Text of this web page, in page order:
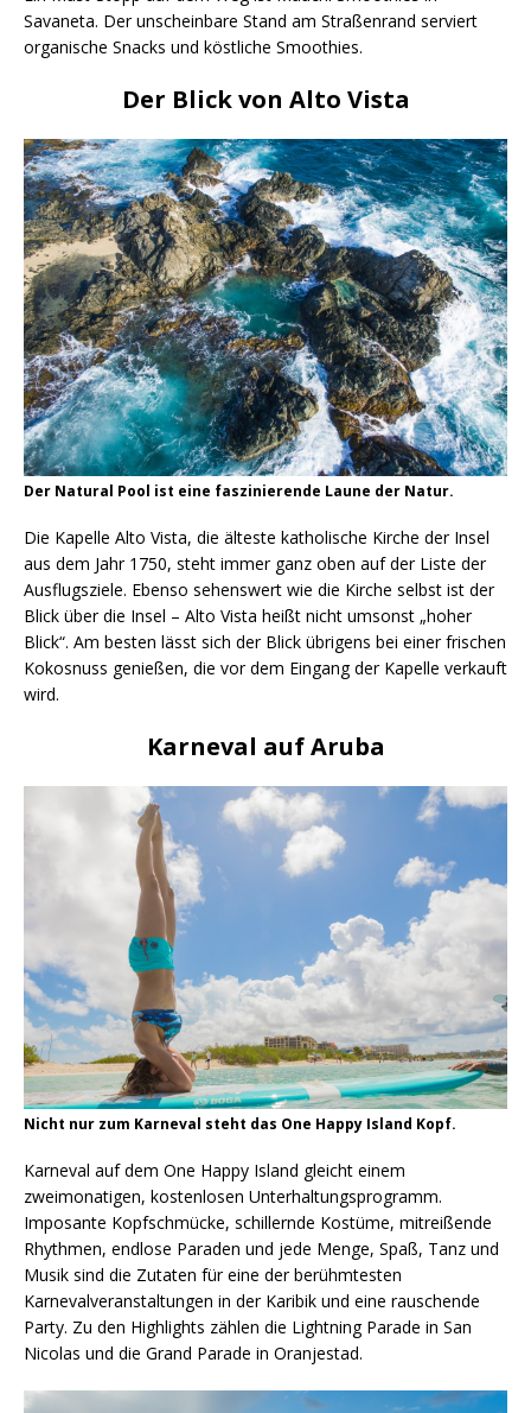
Savaneta. Der unscheinbare Stand am Straßenrand serviert
organische Snacks und köstliche Smoothies.
Der Blick von Alto Vista
Der Natural Pool ist eine faszinierende Laune der Natur.
Die Kapelle Alto Vista, die älteste katholische Kirche der Insel
aus dem Jahr 1750, steht immer ganz oben auf der Liste der
Ausflugsziele. Ebenso sehenswert wie die Kirche selbst ist der
Blick über die Insel – Alto Vista heißt nicht umsonst „hoher
Blick“. Am besten lässt sich der Blick übrigens bei einer frischen
Kokosnuss genießen, die vor dem Eingang der Kapelle verkauft
wird.
Karneval auf Aruba
Nicht nur zum Karneval steht das One Happy Island Kopf.
Karneval auf dem One Happy Island gleicht einem
zweimonatigen, kostenlosen Unterhaltungsprogramm.
Imposante Kopfschmücke, schillernde Kostüme, mitreißende
Rhythmen, endlose Paraden und jede Menge, Spaß, Tanz und
Musik sind die Zutaten für eine der berühmtesten
Karnevalveranstaltungen in der Karibik und eine rauschende
Party. Zu den Highlights zählen die Lightning Parade in San
Nicolas und die Grand Parade in Oranjestad.